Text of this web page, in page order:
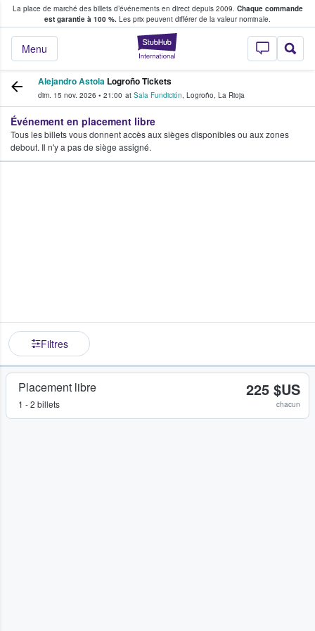
La place de marché des billets d’événements en direct depuis 2009. Chaque commande
est garantie à 100 %. Les prix peuvent différer de la valeur nominale.
StubHub - Où
Menu
fans achètent et vendent des billets
Alejandro Astola Logroño Tickets
dim. 15 nov. 2026 • 21:00 at Sala Fundición, Logroño, La Rioja
Événement en placement libre
Tous les billets vous donnent accès aux sièges disponibles ou aux zones
debout. Il n'y a pas de siège assigné.
Filtres
Placement libre
1 - 2 billets
225 $US
chacun